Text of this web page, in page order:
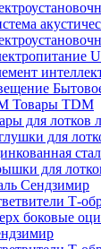
Товары TDM
для лотков
для
для
Сендзимир
Т-
боковые